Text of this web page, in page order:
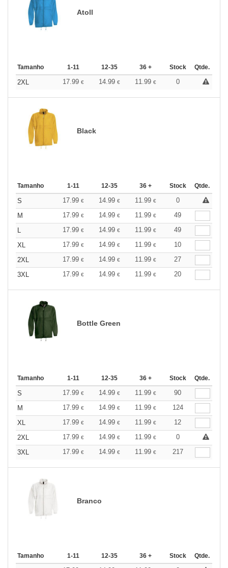
Atoll
Tamanho 1-11 12-35 36 + Stock Qtde.
2XL 17.99 € 14.99 € 11.99 € 0
Black
Tamanho 1-11 12-35 36 + Stock Qtde.
S 17.99 € 14.99 € 11.99 €
0
M
17.99 € 14.99 € 11.99 €
49
L
17.99 € 14.99 € 11.99 €
49
XL
17.99 € 14.99 € 11.99 €
10
2XL
17.99 € 14.99 € 11.99 €
27
3XL
17.99 € 14.99 € 11.99 € 20
Bottle Green
Tamanho 1-11 12-35 36 + Stock Qtde.
S 17.99 € 14.99 € 11.99 €
90
M
17.99 € 14.99 € 11.99 €
124
XL
17.99 € 14.99 € 11.99 €
12
2XL
17.99 € 14.99 € 11.99 €
0
3XL
17.99 € 14.99 € 11.99 € 217
Branco
Tamanho 1-11 12-35 36 + Stock Qtde.